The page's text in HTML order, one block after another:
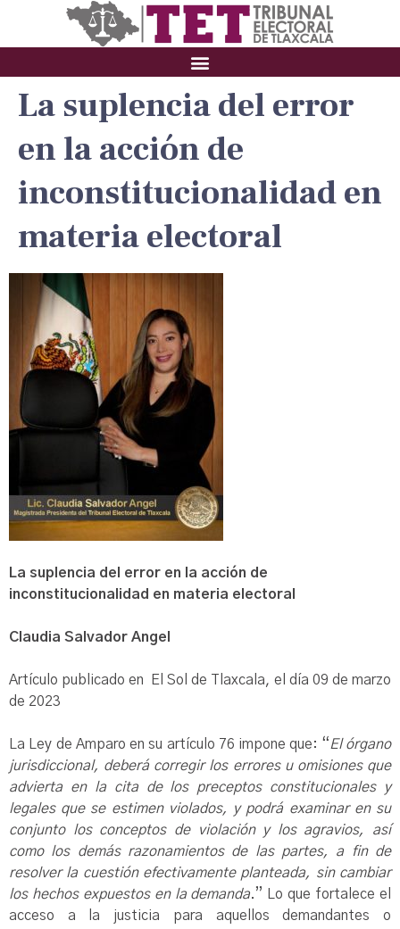
La suplencia del error
en la acción de
inconstitucionalidad en
materia electoral
La suplencia del error en la acción de
inconstitucionalidad en materia electoral
Claudia Salvador Angel
Artículo publicado en El Sol de Tlaxcala, el día 09 de marzo
de 2023
La Ley de Amparo en su artículo 76 impone que: “El órgano
jurisdiccional, deberá corregir los errores u omisiones que
advierta en la cita de los preceptos constitucionales y
legales que se estimen violados, y podrá examinar en su
conjunto los conceptos de violación y los agravios, así
como los demás razonamientos de las partes, a fin de
resolver la cuestión efectivamente planteada, sin cambiar
los hechos expuestos en la demanda.” Lo que fortalece el
acceso a la justicia para aquellos demandantes o